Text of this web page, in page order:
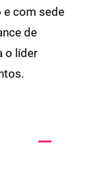
e com sede
de
o líder